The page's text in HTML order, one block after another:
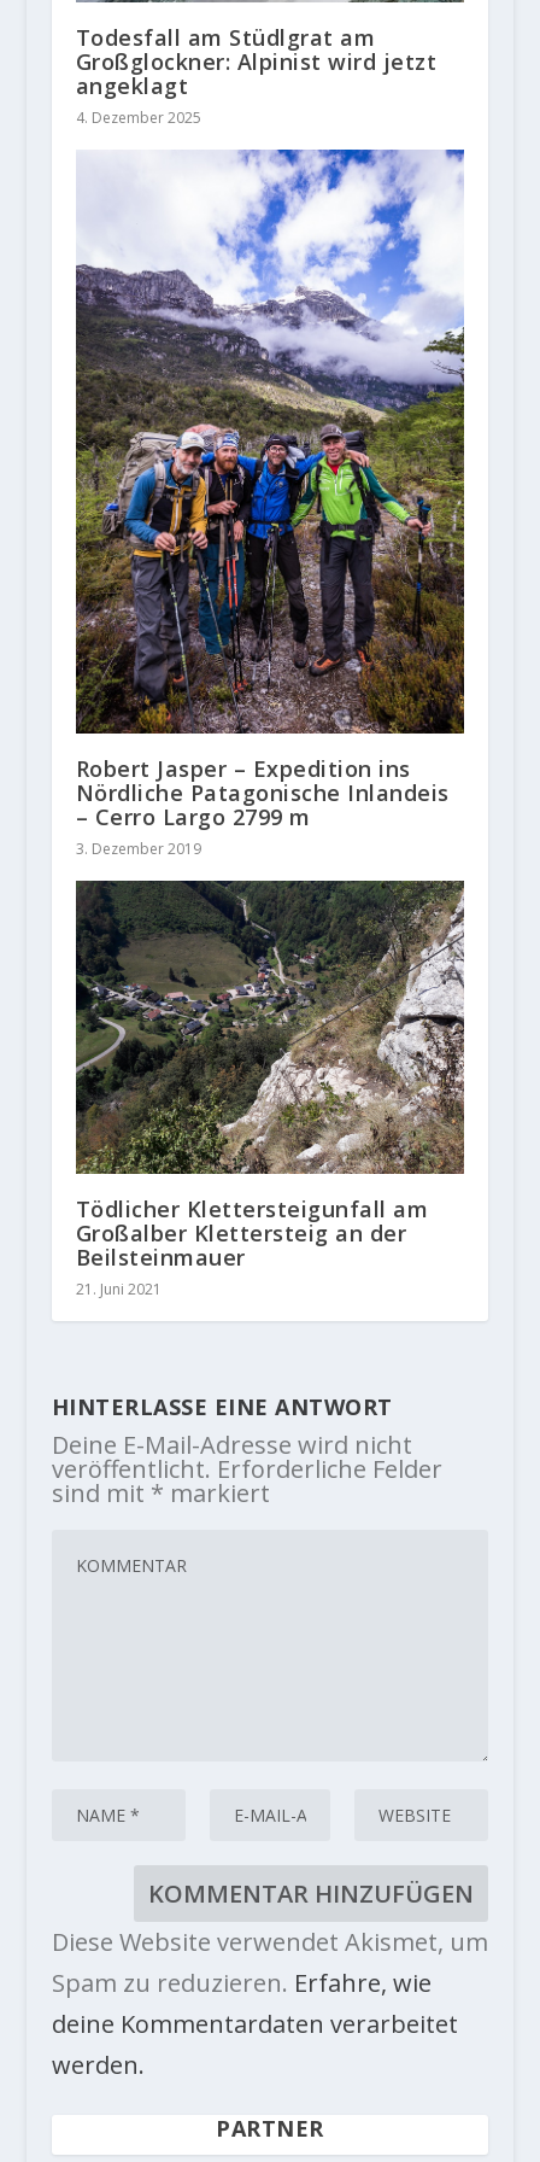
Todesfall am Stüdlgrat am
Großglockner: Alpinist wird jetzt
angeklagt
4. Dezember 2025
Robert Jasper – Expedition ins
Nördliche Patagonische Inlandeis
– Cerro Largo 2799 m
3. Dezember 2019
Tödlicher Klettersteigunfall am
Großalber Klettersteig an der
Beilsteinmauer
21. Juni 2021
HINTERLASSE EINE ANTWORT
Deine E-Mail-Adresse wird nicht
veröffentlicht. Erforderliche Felder
sind mit * markiert
Diese Website verwendet Akismet, um
Spam zu reduzieren. Erfahre, wie
deine Kommentardaten verarbeitet
werden.
PARTNER